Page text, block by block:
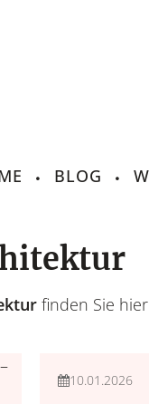
BLOG
finden Sie
10.01.2026